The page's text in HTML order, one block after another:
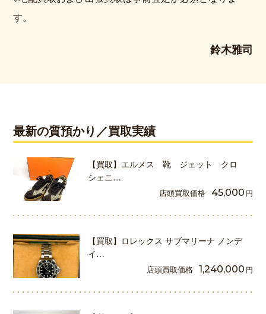
す。
鈴木雅司
最新の質預かり／買取実績
【買取】エルメス 靴 ジェット クロ
シェニ…
店頭買取価格 45,000 円
【買取】ロレックス サブマリーナ ノンデ
イ…
店頭買取価格 1,240,000 円